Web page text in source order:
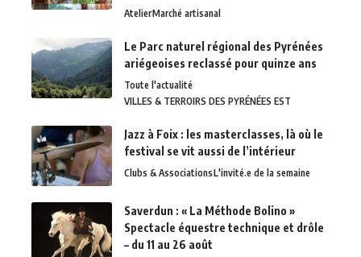
AtelierMarché artisanal
Le Parc naturel régional des Pyrénées
ariégeoises reclassé pour quinze ans
Toute l'actualité
VILLES & TERROIRS DES PYRÉNÉES EST
Jazz à Foix : les masterclasses, là où le
festival se vit aussi de l’intérieur
Clubs & AssociationsL'invité.e de la semaine
Saverdun : « La Méthode Bolino »
Spectacle équestre technique et drôle
– du 11 au 26 août